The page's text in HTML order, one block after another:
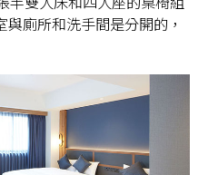
廁所和洗手間是分開的，